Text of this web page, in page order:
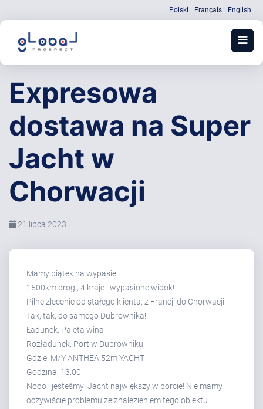
Polski Français English
Expresowa
dostawa na Super
Jacht w
Chorwacji
21 lipca 2023
Mamy piątek na wypasie!
1500km drogi, 4 kraje i wypasione widok!
Pilne zlecenie od stałego klienta, z Francji do Chorwacji.
Tak, tak, do samego Dubrownika!
Ładunek: Paleta wina
Rozładunek: Port w Dubrowniku
Gdzie: M/Y ANTHEA 52m YACHT
Godzina: 13:00
Nooo i jesteśmy! Jacht największy w porcie! Nie mamy
oczywiście problemu ze znalezieniem tego obiektu